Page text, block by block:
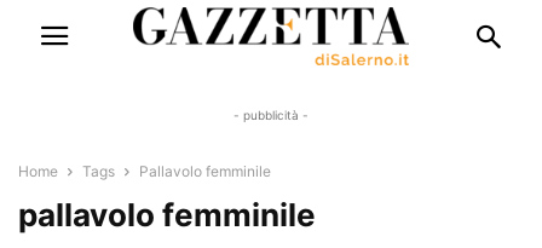
- pubblicità -
Home Tags Pallavolo femminile
pallavolo femminile